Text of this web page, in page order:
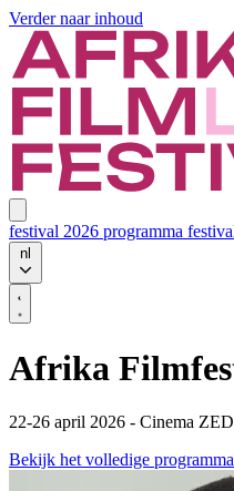
Verder naar inhoud
festival 2026 programma
nl
Afrika
22-26 april 2026 - Cinema
Bekijk het volledige programma